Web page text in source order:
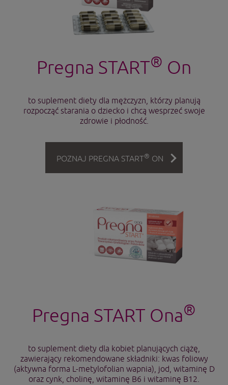
Pregna START® On
to suplement diety dla mężczyzn, którzy planują
rozpocząć starania o dziecko i chcą wesprzeć swoje
zdrowie i płodność.
POZNAJ PREGNA START® ON
Pregna START Ona®
to suplement diety dla kobiet planujących ciążę,
zawierający rekomendowane składniki: kwas foliowy
(aktywna forma L-metylofolian wapnia), jod, witaminę D
oraz cynk, cholinę, witaminę B6 i witaminę B12.